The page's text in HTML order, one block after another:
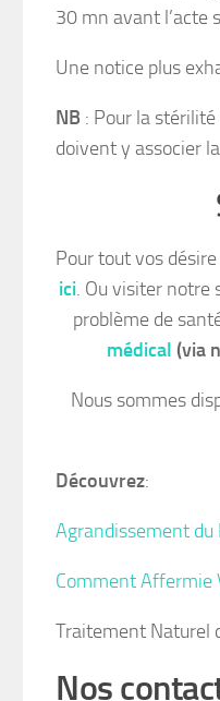
30 mn avant l’acte
Une notice plus
NB : Pour la
doivent y associer
Pour tout vos
ici. Ou visiter notre
problème de
médical (via
Nous sommes
Découvrez:
Agrandissement du
Comment Affermie
Traitement Naturel
Nos